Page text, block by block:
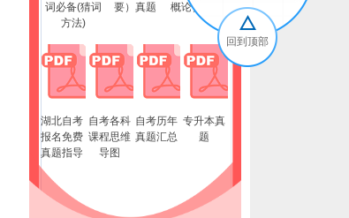
词必备(猜词
方法)
要）真题
概论）真题
湖北自考
报名免费
真题指导
自考各科
课程思维
导图
自考历年
真题汇总
专升本真
题
回到顶部